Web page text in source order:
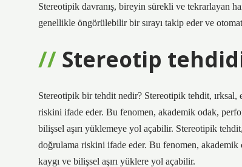
Stereotipik davranış, bireyin sürekli ve tekrarlayan
genellikle öngörülebilir bir sırayı takip eder ve
Stereotip
Stereotipik bir tehdit nedir? Stereotipik tehdit,
riskini ifade eder. Bu fenomen, akademik odak,
bilişsel aşırı yüklemeye yol açabilir. Stereotipik
doğrulama riskini ifade eder. Bu fenomen, akademik
kaygı ve bilişsel aşırı yüklere yol açabilir.